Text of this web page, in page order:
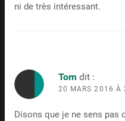
ni de très intéressant.
Tom dit :
20 MARS 2016 À
Disons que je ne sens pas